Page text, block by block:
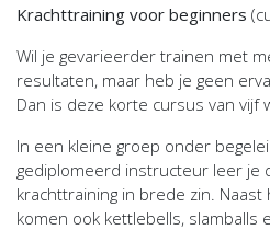
Krachttraining voor beginners
Wil je gevarieerder trainen met
resultaten, maar heb je geen
Dan is deze korte cursus van vijf
In een kleine groep onder
gediplomeerd instructeur leer je
krachttraining in brede zin.
komen ook kettlebells, slamballs